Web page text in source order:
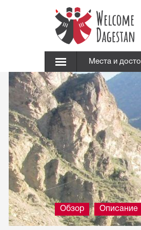
Места и
Обзор Описание